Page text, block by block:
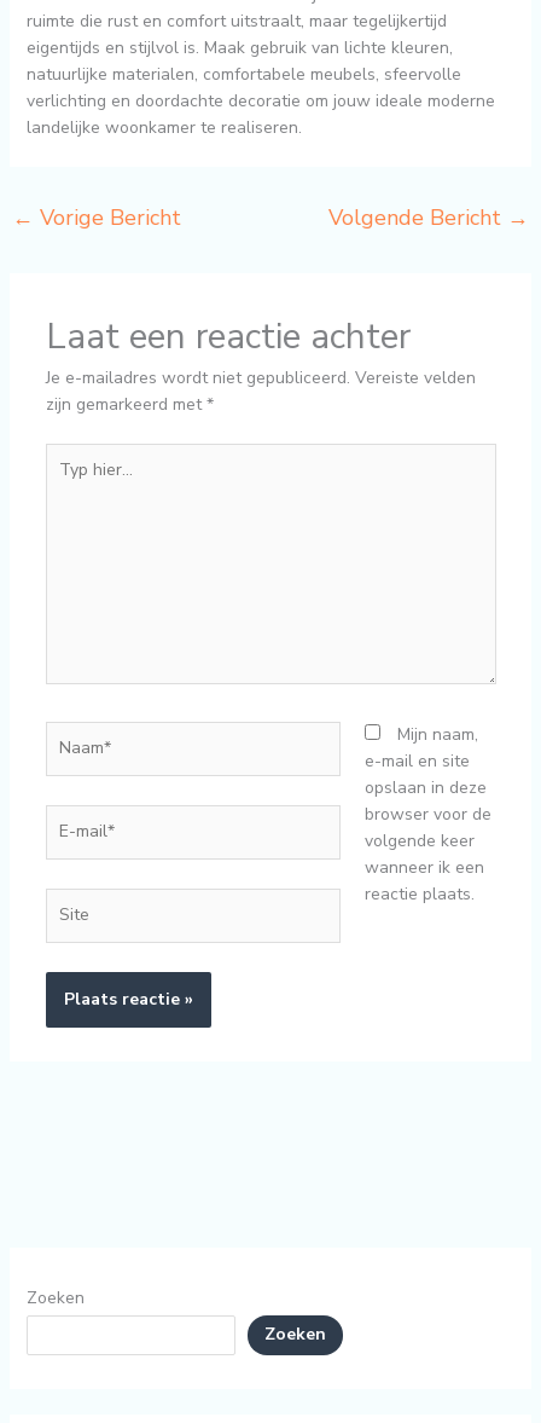
ruimte die rust en comfort uitstraalt, maar tegelijkertijd
eigentijds en stijlvol is. Maak gebruik van lichte kleuren,
natuurlijke materialen, comfortabele meubels, sfeervolle
verlichting en doordachte decoratie om jouw ideale moderne
landelijke woonkamer te realiseren.
← Vorige Bericht Volgende Bericht →
Laat een reactie achter
Je e-mailadres wordt niet gepubliceerd. Vereiste velden
zijn gemarkeerd met*
hier...
mail*
Mijn naam,
e-mail en site
opslaan in deze
browser voor de
volgende keer
wanneer ik een
reactie plaats.
Zoeken
Zoeken